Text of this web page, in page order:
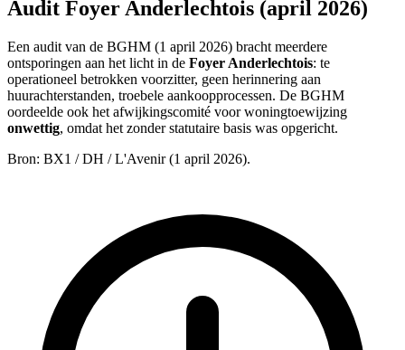
Audit Foyer Anderlechtois (april 2026)
Een audit van de BGHM (1 april 2026) bracht meerdere
ontsporingen aan het licht in de Foyer Anderlechtois: te
operationeel betrokken voorzitter, geen herinnering aan
huurachterstanden, troebele aankoopprocessen. De BGHM
oordeelde ook het afwijkingscomité voor woningtoewijzing
onwettig, omdat het zonder statutaire basis was opgericht.
Bron: BX1 / DH / L'Avenir (1 april 2026).